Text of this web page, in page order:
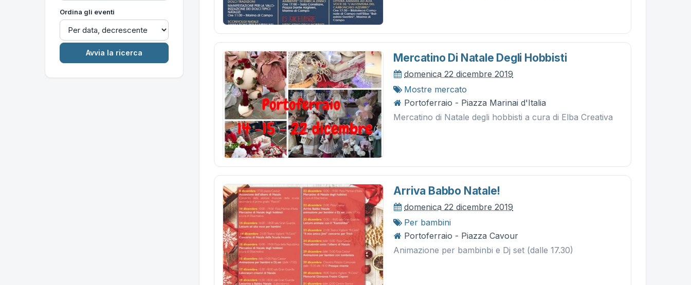
Ordina gli eventi
Mercatino Di Natale Degli Hobbisti
domenica 22 dicembre 2019
Mostre mercato
Portoferraio - Piazza Marinai d'Italia
Mercatino di Natale degli hobbisti a cura di Elba Creativa
Arriva Babbo Natale!
domenica 22 dicembre 2019
Per bambini
Portoferraio - Piazza Cavour
Animazione per bambinbi e Dj set (dalle 17.30)